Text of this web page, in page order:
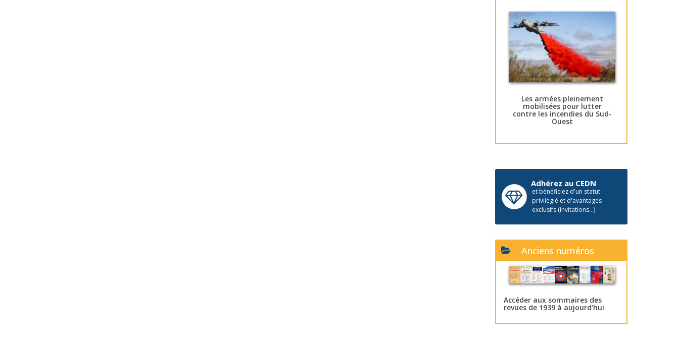
Les armées pleinement
mobilisées pour lutter
contre les incendies du Sud-
Ouest
Adhérez au CEDN
et bénéficiez d'un statut
privilégié et d'avantages
exclusifs (invitations...)
Anciens numéros
Accéder aux sommaires des
revues de 1939 à aujourd’hui